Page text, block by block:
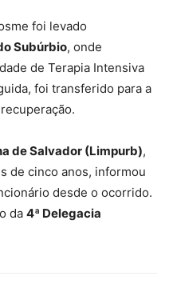
foi levado
Subúrbio, onde
de Terapia Intensiva
foi transferido para a
de Salvador (Limpurb),
de cinco anos, informou
desde o ocorrido.
da 4ª Delegacia